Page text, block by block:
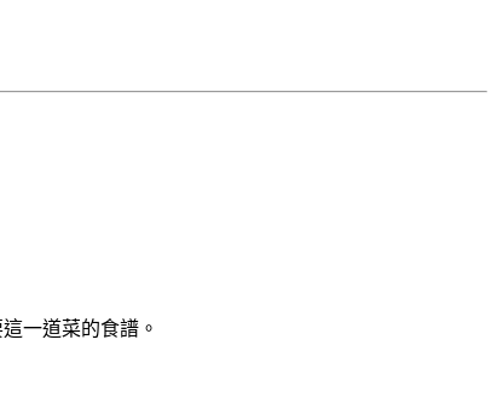
一道菜的食譜。